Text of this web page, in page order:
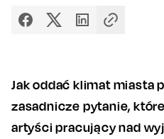
Jak oddać klimat miasta
zasadnicze pytanie,
artyści pracujący nad